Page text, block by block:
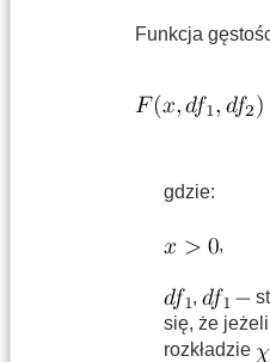
Funkcja
gdzie:
,
,
się, że jeżeli
rozkładzie